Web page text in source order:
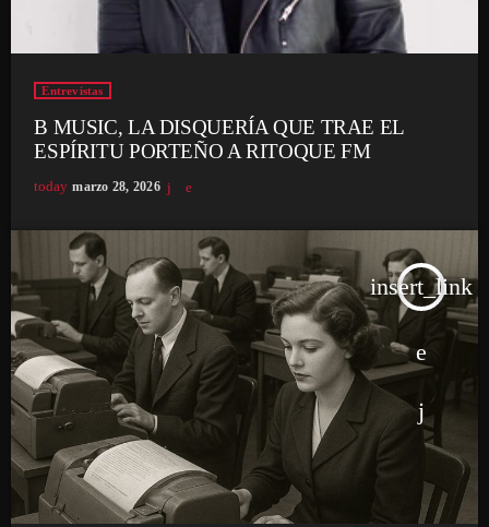
Entrevistas
B MUSIC, LA DISQUERÍA QUE TRAE EL
ESPÍRITU PORTEÑO A RITOQUE FM
today marzo 28, 2026
insert_link